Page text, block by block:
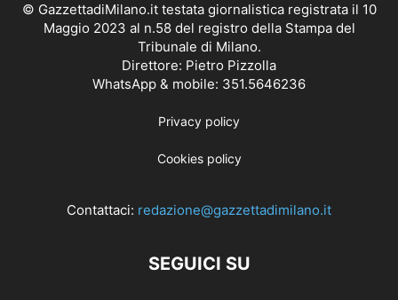
© GazzettadiMilano.it testata giornalistica registrata il 10
Maggio 2023 al n.58 del registro della Stampa del
Tribunale di Milano.
Direttore: Pietro Pizzolla
WhatsApp & mobile: 351.5646236
Privacy policy
Cookies policy
Contattaci: redazione@gazzettadimilano.it
SEGUICI SU